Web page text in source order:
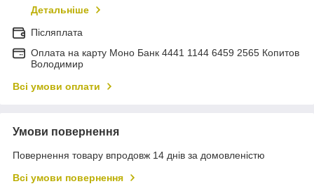
Детальніше
Післяплата
Оплата на карту Моно Банк 4441 1144 6459 2565 Копитов
Володимир
Всі умови оплати
Умови повернення
Повернення товару впродовж 14 днів за домовленістю
Всі умови повернення